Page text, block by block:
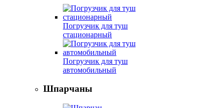
Погрузчик для туш
стационарный
Погрузчик для туш
автомобильный
Шпарчаны